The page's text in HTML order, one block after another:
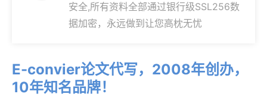
安全,所有资料全部通过银行级SSL256数
据加密，永远做到让您高枕无忧
E-convier论文代写，2008年创办，
10年知名品牌！